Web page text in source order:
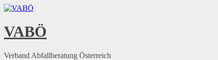
Skip
content
VABÖ
Verband Abfallberatung Österreich